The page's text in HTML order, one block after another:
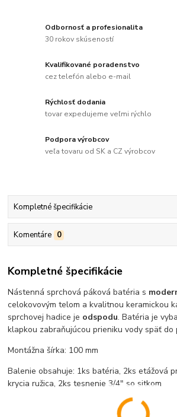
Odbornosť a profesionalita
30 rokov skúseností
Kvalifikované poradenstvo
cez telefón alebo e-mail
Rýchlosť dodania
tovar expedujeme veľmi rýchlo
Podpora výrobcov
veľa tovaru od SK a CZ výrobcov
Kompletné špecifikácie
Komentáre 0
Kompletné špecifikácie
Nástenná sprchová páková batéria s
celokovovým telom a kvalitnou keramickou
sprchovej hadice je odspodu. Batéria je
klapkou zabraňujúcou prieniku vody späť do
Montážna šírka: 100 mm
Balenie obsahuje: 1ks batéria, 2ks etážová
krycia ružica, 2ks tesnenie 3/4" so sitkom